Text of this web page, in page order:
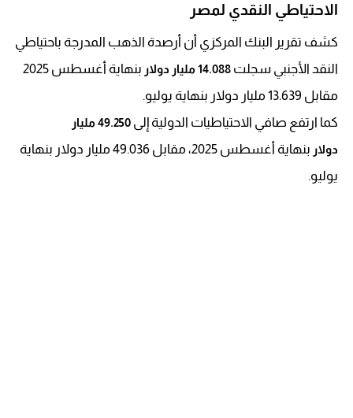
الاحتياطي النقدي لمصر
كشف تقرير البنك المركزي أن أرصدة الذهب المدرجة باحتياطي
النقد الأجنبي سجلت 14.088 مليار دولار
بنهاية أغسطس 2025
مقابل 13.639 مليار دولار بنهاية يوليو.
كما ارتفع صافي الاحتياطيات الدولية إلى
49.250 مليار
دولار
بنهاية أغسطس 2025، مقابل 49.036 مليار دولار بنهاية
يوليو.